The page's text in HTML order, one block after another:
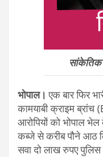
सांकेतिक
भोपाल। एक बार फिर
कामयाबी क्राइम
आरोपियों को भोपाल
कब्जे से करीब पौने आठ
सवा दो लाख रुपए पुलिस